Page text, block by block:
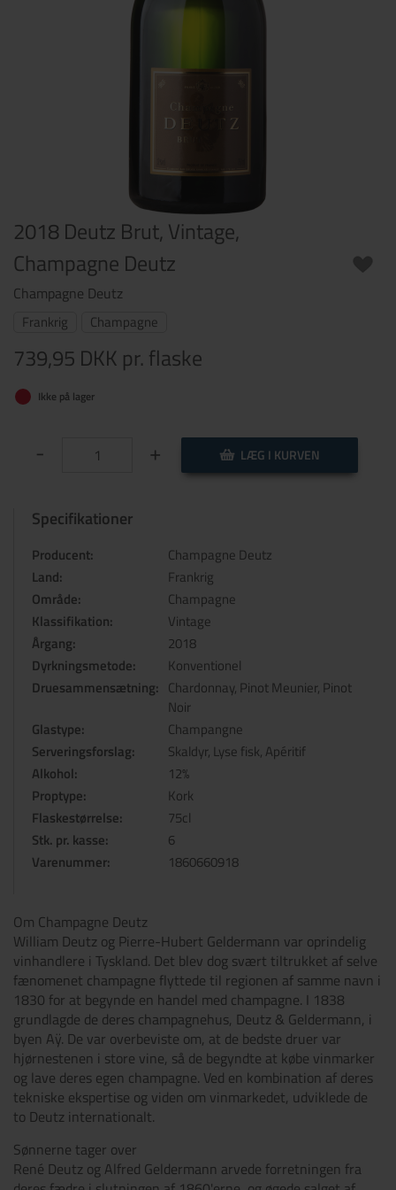
2018 Deutz Brut, Vintage,
Champagne Deutz
Champagne Deutz
Frankrig Champagne
739,95 DKK pr. flaske
Ikke på lager
- + LÆG I KURVEN
Specifikationer
Producent:
Champagne Deutz
Land:
Frankrig
Område:
Champagne
Klassifikation:
Vintage
Årgang:
2018
Dyrkningsmetode:
Konventionel
Druesammensætning: Chardonnay, Pinot Meunier, Pinot
Noir
Glastype:
Champangne
Serveringsforslag:
Skaldyr, Lyse fisk, Apéritif
Alkohol:
12%
Proptype:
Kork
Flaskestørrelse:
75cl
Stk. pr. kasse:
6
Varenummer:
1860660918
Om Champagne Deutz
William Deutz og Pierre-Hubert Geldermann var oprindelig
vinhandlere i Tyskland. Det blev dog svært tiltrukket af selve
fænomenet champagne flyttede til regionen af samme navn i
1830 for at begynde en handel med champagne. I 1838
grundlagde de deres champagnehus, Deutz & Geldermann, i
byen Aÿ. De var overbeviste om, at de bedste druer var
hjørnestenen i store vine, så de begyndte at købe vinmarker
og lave deres egen champagne. Ved en kombination af deres
tekniske ekspertise og viden om vinmarkedet, udviklede de
to Deutz internationalt.
Sønnerne tager over
René Deutz og Alfred Geldermann arvede forretningen fra